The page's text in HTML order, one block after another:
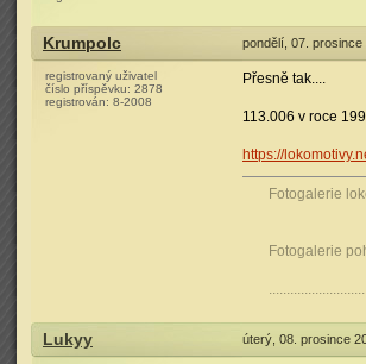
Krumpolc pondělí, 07. prosince
registrovaný uživatel
číslo příspěvku: 2878
registrován: 8-2008
Přesně tak....
113.006 v roce
https://
Fotogalerie
Fotogalerie
Lukyy úterý, 08. prosince